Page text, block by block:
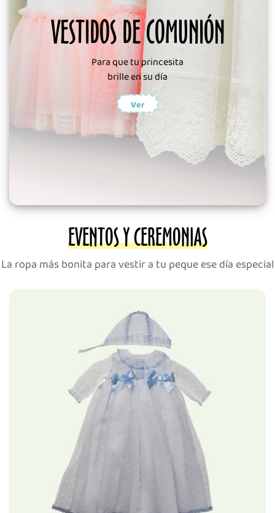
VESTIDOS DE COMUNIÓN
Para que tu princesita
brille en su día
Ver
EVENTOS Y CEREMONIAS
La ropa más bonita para vestir a tu peque ese día especial